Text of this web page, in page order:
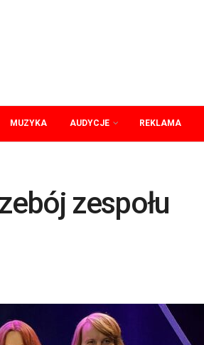
MUZYKA AUDYCJE REKLAMA
zespołu